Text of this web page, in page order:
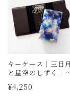
キーケース｜三日月
と星空のしずく｜ス
¥4,250